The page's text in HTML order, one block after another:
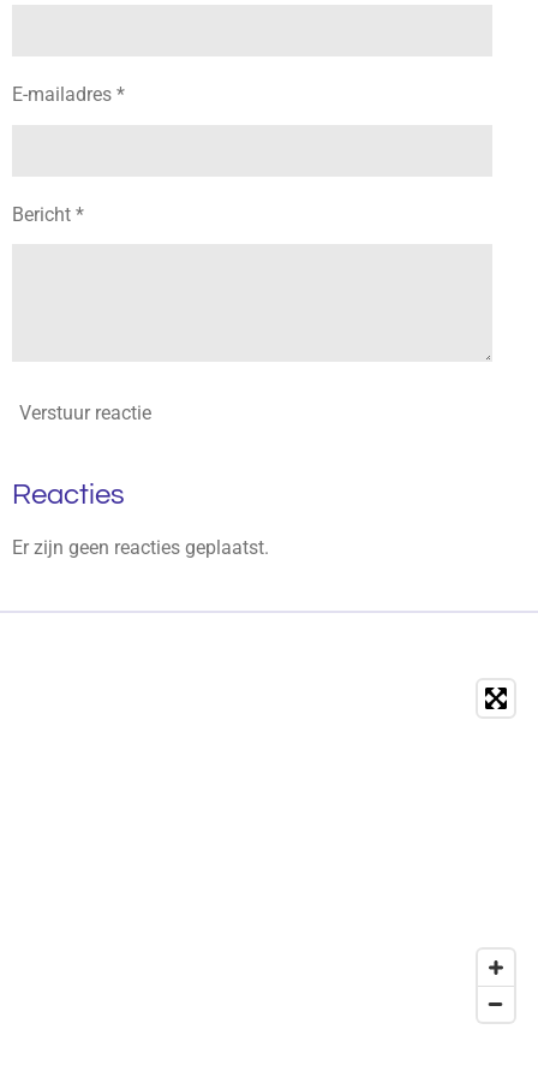
E-mailadres *
Bericht *
Verstuur reactie
Reacties
Er zijn geen reacties geplaatst.